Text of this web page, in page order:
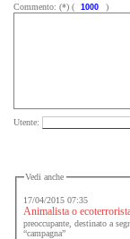
Commento: (*) (
)
Utente:
Vedi anche
17/04/2015 07:35
Animalista o
preoccupante, destinato a segnare una
“campagna”